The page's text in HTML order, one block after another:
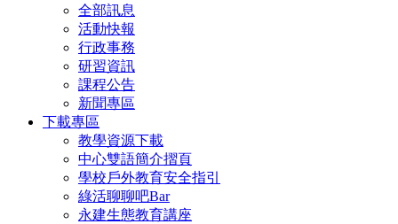
全部訊息
活動快報
行政事務
研習資訊
課程公告
新聞專區
下載專區
教學資源下載
中心雙語簡介摺頁
學校戶外教育安全指引
綠活聊聊吧Bar
永建生態教育講座